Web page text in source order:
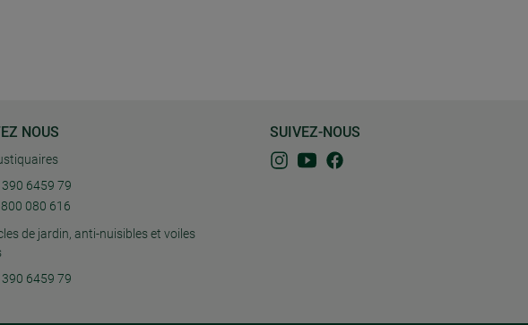
NOUS
390 6459 79
080 616
de jardin, anti-nuisibles et voiles
390 6459 79
SUIVEZ-NOUS